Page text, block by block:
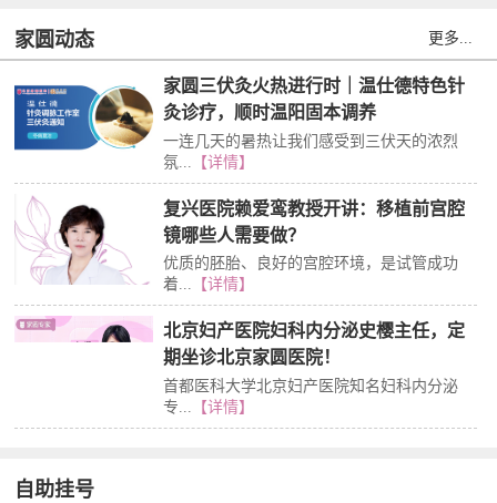
家圆动态 更多...
家圆三伏灸火热进行时｜温仕德特色针
灸诊疗，顺时温阳固本调养
一连几天的暑热让我们感受到三伏天的浓烈
氛...
【详情】
复兴医院赖爱鸾教授开讲：移植前宫腔
镜哪些人需要做？
优质的胚胎、良好的宫腔环境，是试管成功
着... 【详情】
北京妇产医院妇科内分泌史樱主任，定
期坐诊北京家圆医院！
首都医科大学北京妇产医院知名妇科内分泌
专...
【详情】
自助挂号